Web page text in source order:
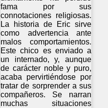
fama por sus
connotaciones religiosas.
La historia de Eric sirve
como advertencia ante
malos comportamientos.
Este chico es enviado a
un internado, y, aunque
de carácter noble y puro,
acaba pervirtiéndose por
tratar de sorprender a sus
compañeros. Se narran
muchas situaciones